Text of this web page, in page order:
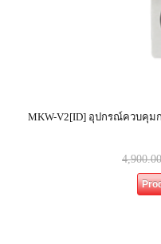
MKW-V2[ID] อุปกรณ์ควบคุม